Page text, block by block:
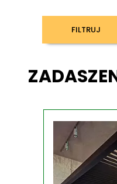
FILTRUJ